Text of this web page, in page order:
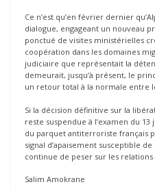
Ce n’est qu’en février dernier
dialogue, engageant un nouveau
ponctué de visites ministérielles
coopération dans les domaines
judiciaire que représentait la
demeurait, jusqu’à présent, le
un retour total à la normale entre
Si la décision définitive sur la
reste suspendue à l’examen du
du parquet antiterroriste français
signal d’apaisement susceptible
continue de peser sur les relations
Salim Amokrane